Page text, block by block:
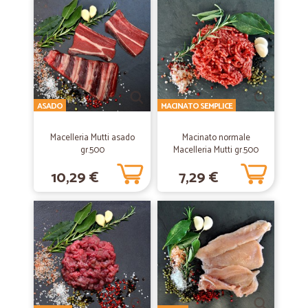
27/01/2021
—Claudio F.
Veloci
Veloci e precisi
Servizio eccellente
Servizio eccellente, raccomando questa compagnia e continuero` ad
usarla in futuro.
22/04/2020
—Umberto P.
Servizio buono ed efficiente
Servizio buono ed efficiente. Ho ricevuto quasi tutto (mancava solo
un pezzo sostituito da altro in omaggio). Consegna il giorno
successivo alla spesa
Macelleria Mutti asado
gr.500
ASADO
10,29 €
Macinato normale
Macelleria Mutti gr.500
MACINATO SEMPLICE
7,29 €